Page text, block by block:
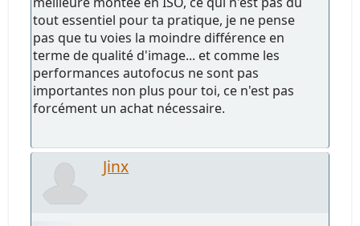
tout essentiel pour ta pratique, je ne pense
pas que tu voies la moindre différence en
terme de qualité d'image... et comme les
performances autofocus ne sont pas
importantes non plus pour toi, ce n'est pas
forcément un achat nécessaire.
Jinx